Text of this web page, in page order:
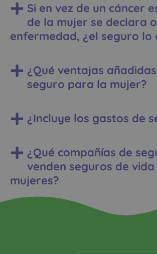
Si en vez de un cáncer
de la mujer se declara
enfermedad, ¿el seguro lo
¿Qué ventajas
seguro para la mujer?
¿Incluye los gastos de
¿Qué compañías de
venden seguros de
mujeres?